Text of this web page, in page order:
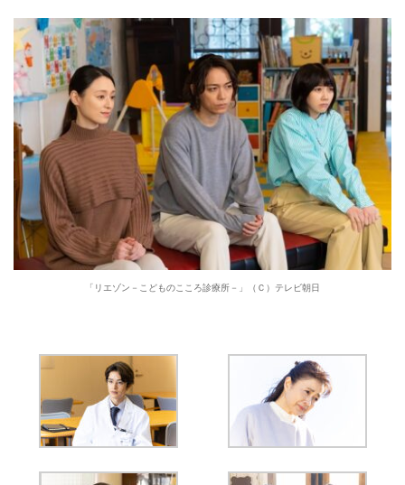
「リエゾン－こどものこころ診療所－」（Ｃ）テレビ朝日